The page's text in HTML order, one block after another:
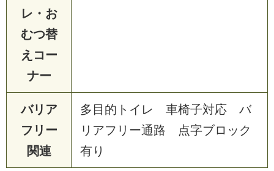
レ・お
むつ替
えコー
ナー
バリア
フリー
関連
多目的トイレ 車椅子対応 バ
リアフリー通路 点字ブロック
有り